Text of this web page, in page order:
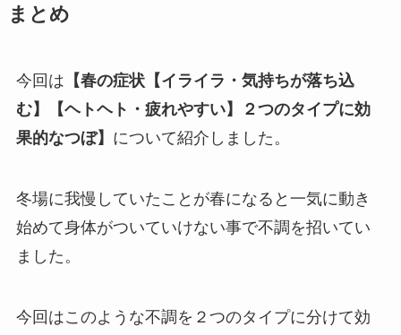
まとめ
今回は 【春の症状【イライラ・気持ちが落ち込
む】【ヘトヘト・疲れやすい】２つのタイプに効
果的なつぼ】 について紹介しました。
冬場に我慢していたことが春になると一気に動き
始めて身体がついていけない事で不調を招いてい
ました。
今回はこのような不調を２つのタイプに分けて効